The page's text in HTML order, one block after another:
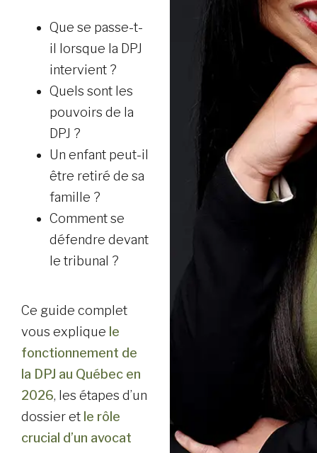
Que se passe-t-
il lorsque la DPJ
intervient ?
Quels sont les
pouvoirs de la
DPJ ?
Un enfant peut-il
être retiré de sa
famille ?
Comment se
défendre devant
le tribunal ?
Ce guide complet
vous explique le
fonctionnement de
la DPJ au Québec en
2026, les étapes d’un
dossier et le rôle
crucial d’un avocat